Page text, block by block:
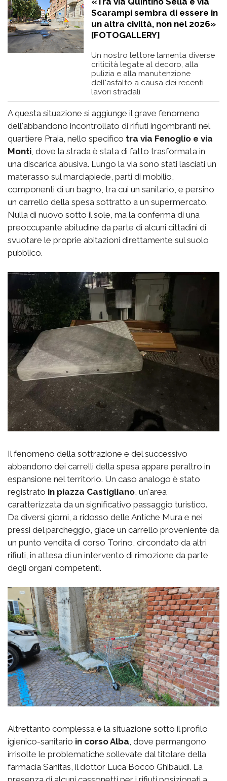
Scarampi sembra di essere in
un altra civiltà, non nel 2026»
[FOTOGALLERY]
Un nostro lettore lamenta diverse
criticità legate al decoro, alla
pulizia e alla manutenzione
dell'asfalto a causa dei recenti
lavori stradali
A questa situazione si aggiunge il grave fenomeno
dell'abbandono incontrollato di rifiuti ingombranti nel
quartiere Praia, nello specifico tra via Fenoglio e via
Monti, dove la strada è stata di fatto trasformata in
una discarica abusiva. Lungo la via sono stati lasciati un
materasso sul marciapiede, parti di mobilio,
componenti di un bagno, tra cui un sanitario, e persino
un carrello della spesa sottratto a un supermercato.
Nulla di nuovo sotto il sole, ma la conferma di una
preoccupante abitudine da parte di alcuni cittadini di
svuotare le proprie abitazioni direttamente sul suolo
pubblico.
Il fenomeno della sottrazione e del successivo
abbandono dei carrelli della spesa appare peraltro in
espansione nel territorio. Un caso analogo è stato
registrato in piazza Castigliano , un'area
caratterizzata da un significativo passaggio turistico.
Da diversi giorni, a ridosso delle Antiche Mura e nei
pressi del parcheggio, giace un carrello proveniente da
un punto vendita di corso Torino, circondato da altri
rifiuti, in attesa di un intervento di rimozione da parte
degli organi competenti.
Altrettanto complessa è la situazione sotto il profilo
igienico-sanitario in corso Alba , dove permangono
irrisolte le problematiche sollevate dal titolare della
farmacia Sanitas, il dottor Luca Bocco Ghibaudi. La